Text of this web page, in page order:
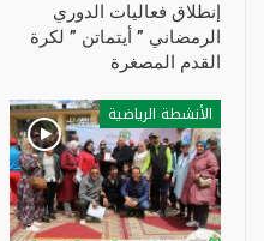
إنطلاق فعاليات الدوري
الرمضاني ” أيتماتن ” لكرة
القدم المصغرة
الأنشطة الرياضية